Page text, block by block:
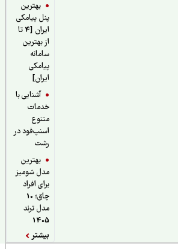
بهترین
پنل پیامکی
ایران [4 تا
از بهترین
سامانه
پیامکی
آشنایی با
خدمات
اسنپ‌فود در
بهترین
مدل شومیز
برای افراد
چاق؛ 10
مدل ترند